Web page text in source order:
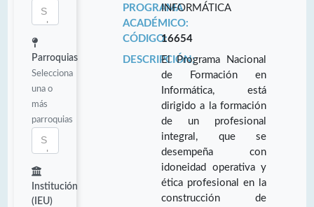
Parroquias
Selecciona
una o
más
parroquias
Institución
(IEU)
PROGRAMA
ACADÉMICO:
INFORMÁTICA
CÓDIGO:16654
DESCRIPCIÓN:El Programa Nacional
de Formación en
Informática, está
dirigido a la formación
de un profesional
integral, que se
desempeña con
idoneidad operativa y
ética profesional en la
construcción de